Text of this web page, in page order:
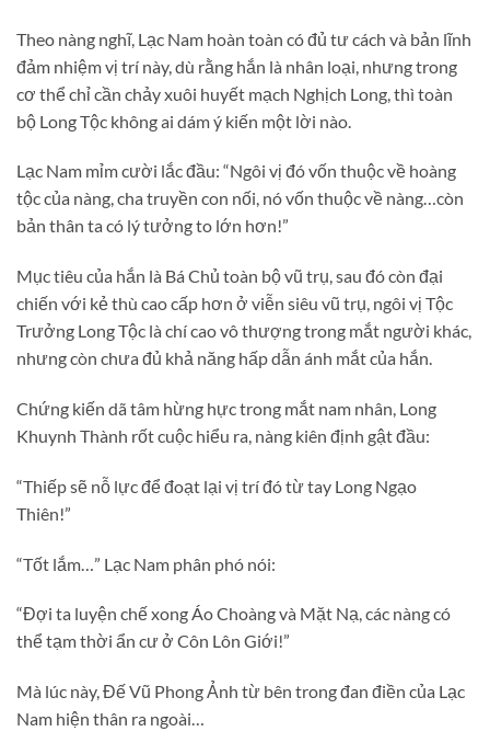
Theo nàng nghĩ, Lạc Nam hoàn toàn có đủ tư cách và bản lĩnh
đảm nhiệm vị trí này, dù rằng hắn là nhân loại, nhưng trong
cơ thể chỉ cần chảy xuôi huyết mạch Nghịch Long, thì toàn
bộ Long Tộc không ai dám ý kiến một lời nào.
Lạc Nam mỉm cười lắc đầu: “Ngôi vị đó vốn thuộc về hoàng
tộc của nàng, cha truyền con nối, nó vốn thuộc về nàng…còn
bản thân ta có lý tưởng to lớn hơn!”
Mục tiêu của hắn là Bá Chủ toàn bộ vũ trụ, sau đó còn đại
chiến với kẻ thù cao cấp hơn ở viễn siêu vũ trụ, ngôi vị Tộc
Trưởng Long Tộc là chí cao vô thượng trong mắt người khác,
nhưng còn chưa đủ khả năng hấp dẫn ánh mắt của hắn.
Chứng kiến dã tâm hừng hực trong mắt nam nhân, Long
Khuynh Thành rốt cuộc hiểu ra, nàng kiên định gật đầu:
“Thiếp sẽ nỗ lực để đoạt lại vị trí đó từ tay Long Ngạo
Thiên!”
“Tốt lắm…” Lạc Nam phân phó nói:
“Đợi ta luyện chế xong Áo Choàng và Mặt Nạ, các nàng có
thể tạm thời ẩn cư ở Côn Lôn Giới!”
Mà lúc này, Đế Vũ Phong Ảnh từ bên trong đan điền của Lạc
Nam hiện thân ra ngoài…